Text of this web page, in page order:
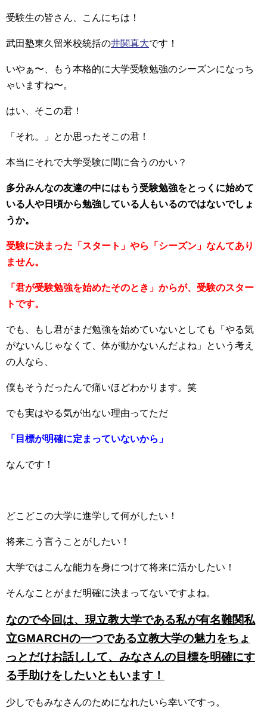
受験生の皆さん、こんにちは！
武田塾東久留米校統括の井関真大です！
いやぁ〜、もう本格的に大学受験勉強のシーズンになっち
ゃいますね〜。
はい、そこの君！
「それ。」とか思ったそこの君！
本当にそれで大学受験に間に合うのかい？
多分みんなの友達の中にはもう受験勉強をとっくに始めて
いる人や日頃から勉強している人もいるのではないでしょ
うか。
受験に決まった「スタート」やら「シーズン」なんてあり
ません。
「君が受験勉強を始めたそのとき」からが、受験のスター
トです。
でも、もし君がまだ勉強を始めていないとしても「やる気
がないんじゃなくて、体が動かないんだよね」という考え
の人なら、
僕もそうだったんで痛いほどわかります。笑
でも実はやる気が出ない理由ってただ
「目標が明確に定まっていないから」
なんです！
どこどこの大学に進学して何がしたい！
将来こう言うことがしたい！
大学ではこんな能力を身につけて将来に活かしたい！
そんなことがまだ明確に決まってないですよね。
なので今回は、現立教大学である私が有名難関私
立GMARCHの一つである立教大学の魅力をちょ
っとだけお話しして、みなさんの目標を明確にす
る手助けをしたいともいます！
少しでもみなさんのためになれたいら幸いですっ。